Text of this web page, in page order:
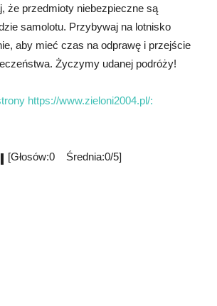
że przedmioty niebezpieczne są
samolotu. Przybywaj na lotnisko
aby mieć czas na odprawę i przejście
Życzymy udanej podróży!
https://www.zieloni2004.pl/:
[Głosów:0 Średnia:0/5]